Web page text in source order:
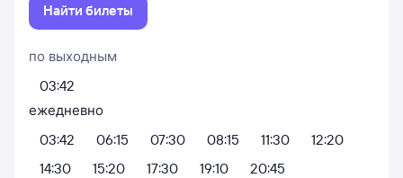
Найти билеты
по выходным
03:42
ежедневно
03:42
06:15 07:30 08:15 11:30
12:20
14:30
15:20 17:30 19:10 20:45